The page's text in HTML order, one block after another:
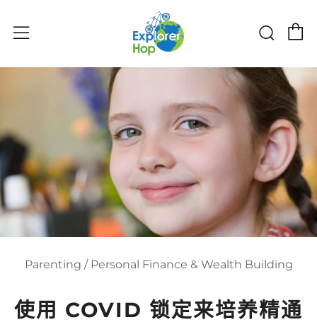
菜单 搜索
Parenting / Personal Finance & Wealth Building
使用 COVID 锁定来培养精通